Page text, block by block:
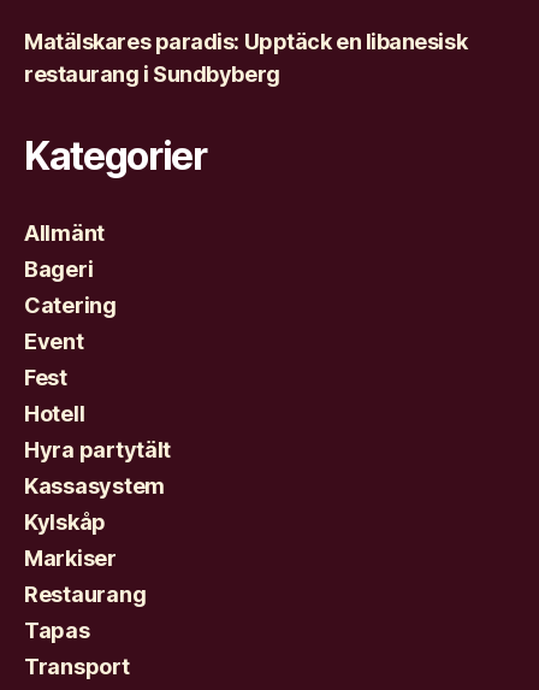
Matälskares paradis: Upptäck en libanesisk
restaurang i Sundbyberg
Kategorier
Allmänt
Bageri
Catering
Event
Fest
Hotell
Hyra partytält
Kassasystem
Kylskåp
Markiser
Restaurang
Tapas
Transport